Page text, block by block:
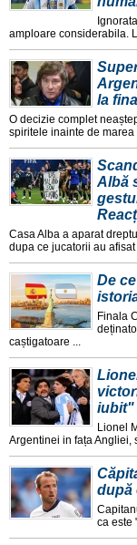
amploare considerabila.
la
O decizie complet
spiritele inainte de
Albă
Casa Alba a aparat
dupa ce jucatorii au
De
Finala
caștigatoare ...
iubit"
Lionel
Argentinei in fața Angliei,
după
ca este